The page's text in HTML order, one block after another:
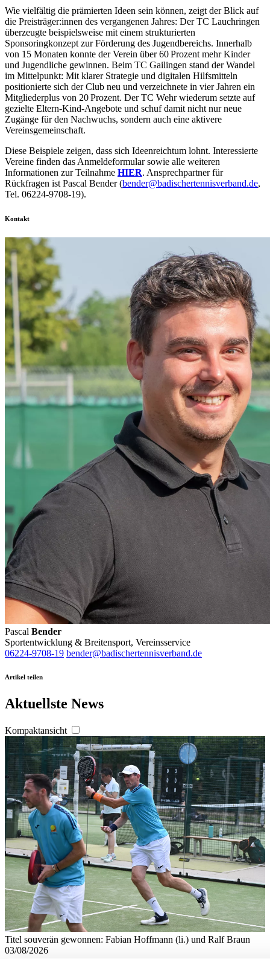
Wie vielfältig die prämierten Ideen sein können, zeigt der Blick auf
die Preisträger:innen des vergangenen Jahres: Der TC Lauchringen
überzeugte beispielsweise mit einem strukturierten
Sponsoringkonzept zur Förderung des Jugendbereichs. Innerhalb
von 15 Monaten konnte der Verein über 60 Prozent mehr Kinder
und Jugendliche gewinnen. Beim TC Gailingen stand der Wandel
im Mittelpunkt: Mit klarer Strategie und digitalen Hilfsmitteln
positionierte sich der Club neu und verzeichnete in vier Jahren ein
Mitgliederplus von 20 Prozent. Der TC Wehr wiederum setzte auf
gezielte Eltern-Kind-Angebote und schuf damit nicht nur neue
Zugänge für den Nachwuchs, sondern auch eine aktivere
Vereinsgemeinschaft.
Diese Beispiele zeigen, dass sich Ideenreichtum lohnt. Interessierte
Vereine finden das Anmeldeformular sowie alle weiteren
Informationen zur Teilnahme HIER. Ansprechpartner für
Rückfragen ist Pascal Bender (bender@badischertennisverband.de,
Tel. 06224‑9708‑19).
Kontakt
Pascal Bender
Sportentwicklung & Breitensport, Vereinsservice
06224-9708-19 bender@badischertennisverband.de
Artikel teilen
Aktuellste News
Kompaktansicht
Titel souverän gewonnen: Fabian Hoffmann (li.) und Ralf Braun
03/08/2026